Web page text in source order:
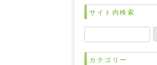
サイト内検索
検
索:
カテゴリー